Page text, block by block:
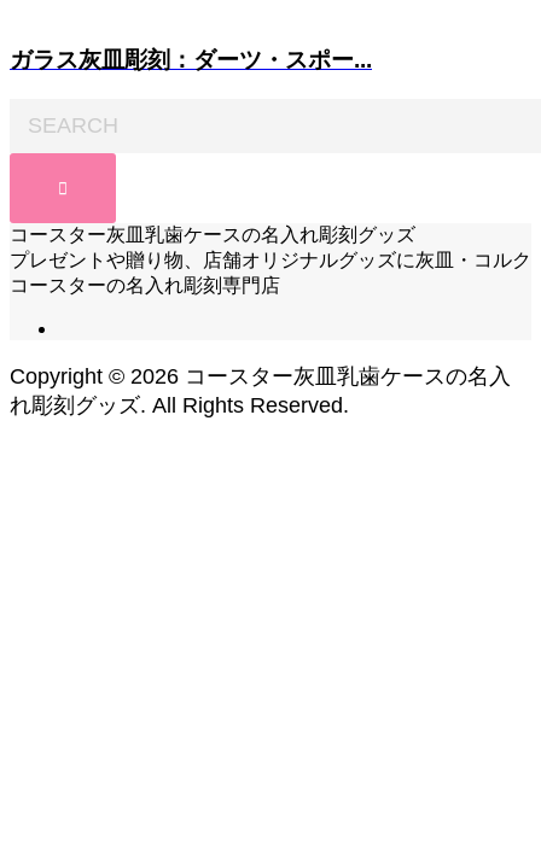
ガラス灰皿彫刻：ダーツ・スポー...
コースター灰皿乳歯ケースの名入れ彫刻グッズ
プレゼントや贈り物、店舗オリジナルグッズに灰皿・コルク
コースターの名入れ彫刻専門店
Copyright © 2026 コースター灰皿乳歯ケースの名入
れ彫刻グッズ. All Rights Reserved.